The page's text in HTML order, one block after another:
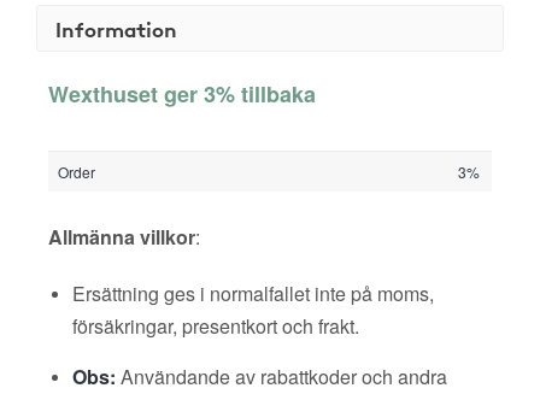
Information
Wexthuset ger 3% tillbaka
Order 3%
Allmänna villkor:
Ersättning ges i normalfallet inte på moms,
försäkringar, presentkort och frakt.
Obs: Användande av rabattkoder och andra